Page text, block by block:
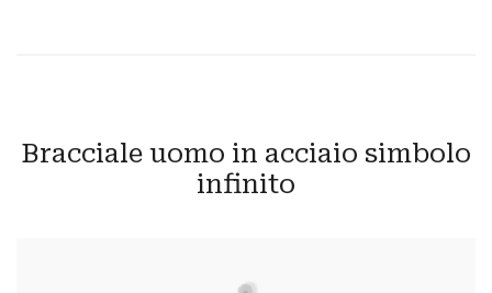
Bracciale uomo in acciaio simbolo
infinito